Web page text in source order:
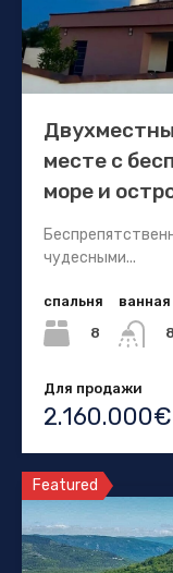
месте с
море и
чудесными...
спальня
8
8
Для продажи
2.160.000€
Featured